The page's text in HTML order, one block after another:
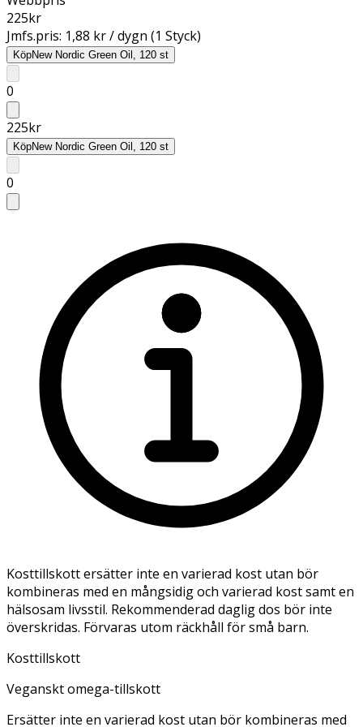
225kr
Jmfs.pris: 1,88 kr / dygn (1 Styck)
KöpNew Nordic Green Oil, 120 st
0
225kr
KöpNew Nordic Green Oil, 120 st
0
Kosttillskott ersätter inte en varierad kost utan bör
kombineras med en mångsidig och varierad kost samt en
hälsosam livsstil. Rekommenderad daglig dos bör inte
överskridas. Förvaras utom räckhåll för små barn.
Kosttillskott
Veganskt omega-tillskott
Ersätter inte en varierad kost utan bör kombineras med